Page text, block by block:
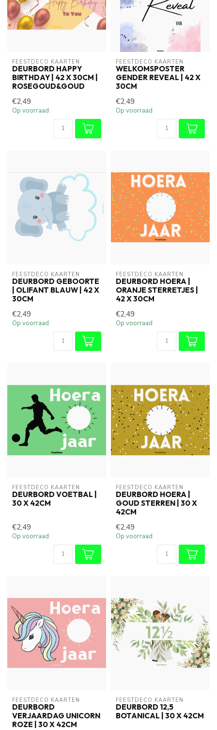
FEESTDECO KAARTEN
DEURBORD HAPPY
BIRTHDAY | 42 X 30CM |
ROSEGOUD&GOUD
€2,49
Op voorraad
FEESTDECO KAARTEN
WELKOMSPOSTER
GENDER REVEAL | 42 X
30CM
€2,49
Op voorraad
FEESTDECO KAARTEN
DEURBORD GEBOORTE
| OLIFANT BLAUW | 42 X
30CM
€2,49
Op voorraad
FEESTDECO KAARTEN
DEURBORD HOERA |
ORANJE STERRETJES |
42 X 30CM
€2,49
Op voorraad
FEESTDECO KAARTEN
DEURBORD VOETBAL |
30 X 42CM
€2,49
Op voorraad
FEESTDECO KAARTEN
DEURBORD HOERA |
GOUD STERREN | 30 X
42CM
€2,49
Op voorraad
FEESTDECO KAARTEN
DEURBORD
VERJAARDAG UNICORN
ROZE | 30 X 42CM
FEESTDECO KAARTEN
DEURBORD 12,5
BOTANICAL | 30 X 42CM